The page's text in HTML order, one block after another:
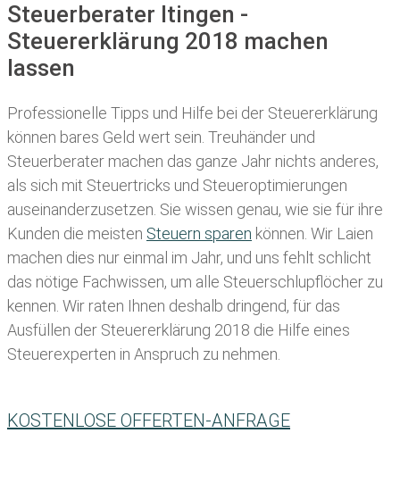
Steuerberater Itingen -
Steuererklärung 2018 machen
lassen
Professionelle Tipps und Hilfe bei der Steuererklärung
können bares Geld wert sein. Treuhänder und
Steuerberater machen das ganze Jahr nichts anderes,
als sich mit Steuertricks und Steueroptimierungen
auseinanderzusetzen. Sie wissen genau, wie sie für ihre
Kunden die meisten Steuern sparen können. Wir Laien
machen dies nur einmal im Jahr, und uns fehlt schlicht
das nötige Fachwissen, um alle Steuerschlupflöcher zu
kennen. Wir raten Ihnen deshalb dringend, für das
Ausfüllen der Steuererklärung 2018 die Hilfe eines
Steuerexperten in Anspruch zu nehmen.
KOSTENLOSE OFFERTEN-ANFRAGE